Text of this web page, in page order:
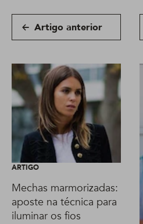
Artigo anterior
ARTIGO
Mechas marmorizadas:
aposte na técnica para
iluminar os fios